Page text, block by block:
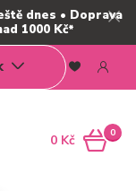
dnes • Doprava
1000 Kč*
0
0 Kč